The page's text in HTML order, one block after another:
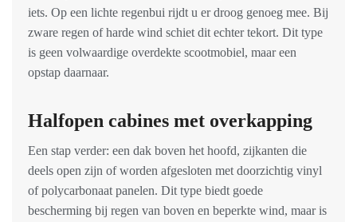
iets. Op een lichte regenbui rijdt u er droog genoeg mee. Bij
zware regen of harde wind schiet dit echter tekort. Dit type
is geen volwaardige overdekte scootmobiel, maar een
opstap daarnaar.
Halfopen cabines met overkapping
Een stap verder: een dak boven het hoofd, zijkanten die
deels open zijn of worden afgesloten met doorzichtig vinyl
of polycarbonaat panelen. Dit type biedt goede
bescherming bij regen van boven en beperkte wind, maar is